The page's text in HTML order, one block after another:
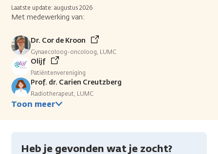
Laatste update: augustus 2026
Met medewerking van:
Dr. Cor de Kroon
Gynaecoloog-oncoloog, LUMC
Olijf
Patiëntenvereniging
Prof. dr. Carien Creutzberg
Radiotherapeut, LUMC
Toon meer
Heb je gevonden wat je zocht?